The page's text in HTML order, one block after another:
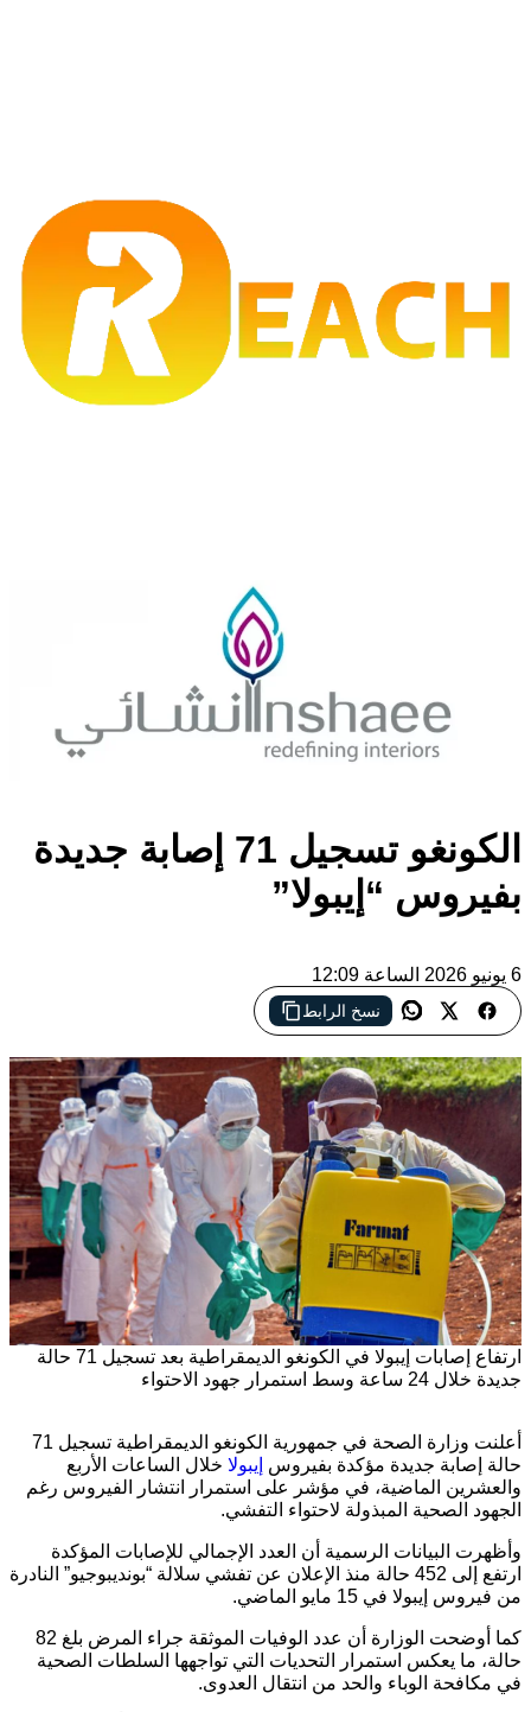
الكونغو تسجيل 71 إصابة جديدة
بفيروس “إيبولا”
6 يونيو 2026 الساعة 12:09
نسخ الرابط
ارتفاع إصابات إيبولا في الكونغو الديمقراطية بعد تسجيل 71 حالة
جديدة خلال 24 ساعة وسط استمرار جهود الاحتواء
أعلنت وزارة الصحة في جمهورية الكونغو الديمقراطية
تسجيل 71
حالة إصابة جديدة مؤكدة بفيروس إيبولا خلال الساعات الأربع
والعشرين الماضية، في مؤشر على استمرار انتشار الفيروس رغم
الجهود الصحية المبذولة لاحتواء التفشي.
وأظهرت البيانات الرسمية أن العدد الإجمالي للإصابات المؤكدة
ارتفع إلى 452 حالة منذ الإعلان عن تفشي سلالة “بونديبوجيو” النادرة
من فيروس إيبولا في 15 مايو الماضي.
كما أوضحت الوزارة أن عدد الوفيات الموثقة جراء المرض بلغ 82
حالة، ما يعكس استمرار التحديات التي تواجهها السلطات الصحية
في مكافحة الوباء والحد من انتقال العدوى.